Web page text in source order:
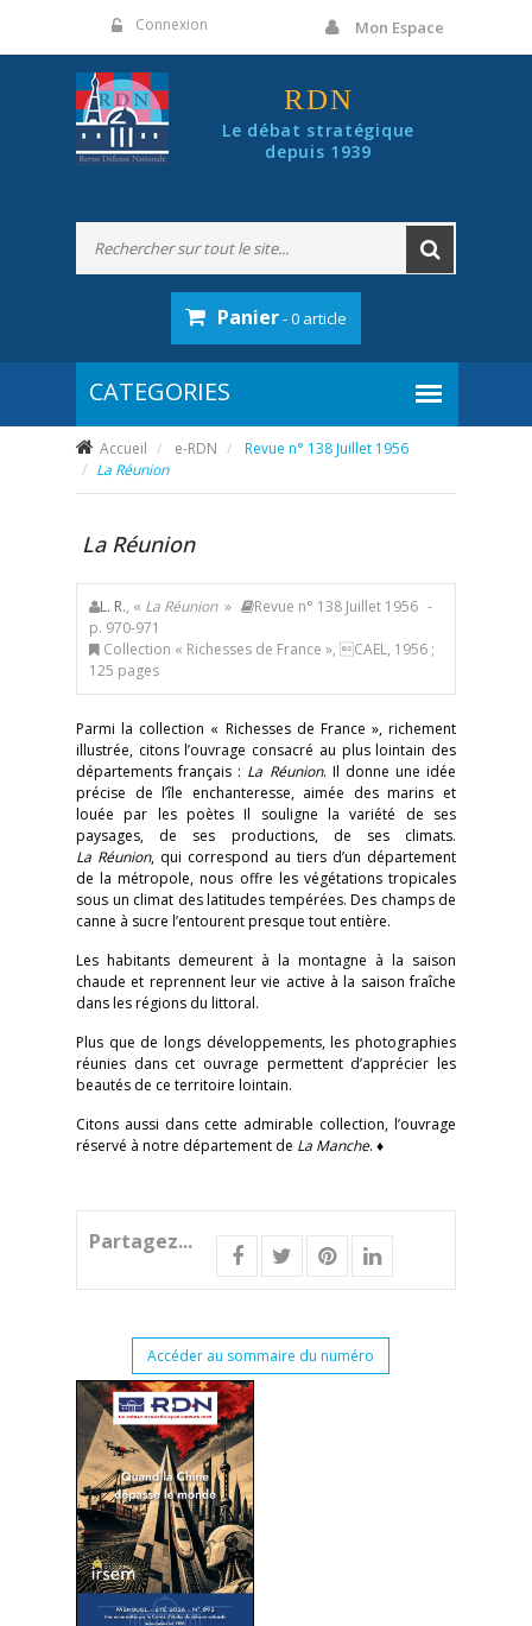
Connexion Mon Espace
RDN
Le débat stratégique
depuis 1939
Panier- 0 article
Accueil e-RDN
Revue n° 138 Juillet 1956
La Réunion
La Réunion
L. R., « La Réunion» Revue n° 138 Juillet 1956 -
p. 970-971
Collection « Richesses de France », CAEL, 1956 ;
125 pages
Parmi la collection « Richesses de France », richement
illustrée, citons l’ouvrage consacré au plus lointain des
départements français : La Réunion. Il donne une idée
précise de l’île enchanteresse, aimée des marins et
louée par les poètes Il souligne la variété de ses
paysages, de ses productions, de ses climats.
La Réunion, qui correspond au tiers d’un département
de la métropole, nous offre les végétations tropicales
sous un climat des latitudes tempérées. Des champs de
canne à sucre l’entourent presque tout entière.
Les habitants demeurent à la montagne à la saison
chaude et reprennent leur vie active à la saison fraîche
dans les régions du littoral.
Plus que de longs développements, les photographies
réunies dans cet ouvrage permettent d’apprécier les
beautés de ce territoire lointain.
Citons aussi dans cette admirable collection, l’ouvrage
réservé à notre département de La Manche. ♦
Partagez...
Accéder au sommaire du numéro